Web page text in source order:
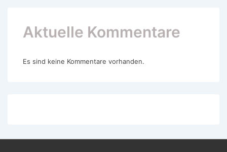
Aktuelle Kommentare
Es sind keine Kommentare vorhanden.